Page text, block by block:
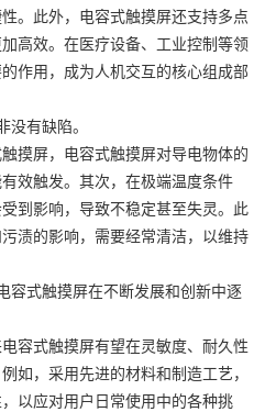
。此外，电容式触摸屏还支持多点
高效。在医疗设备、工业控制等领
作用，成为人机交互的核心组成部
没有缺陷。
摸屏，电容式触摸屏对导电物体的
效触发。其次，在极端温度条件
到影响，导致不稳定甚至失灵。此
渍的影响，需要经常清洁，以维持
容式触摸屏在不断发展和创新中逐
容式触摸屏有望在灵敏度、耐久性
如，采用先进的材料和制造工艺，
以应对用户日常使用中的各种挑